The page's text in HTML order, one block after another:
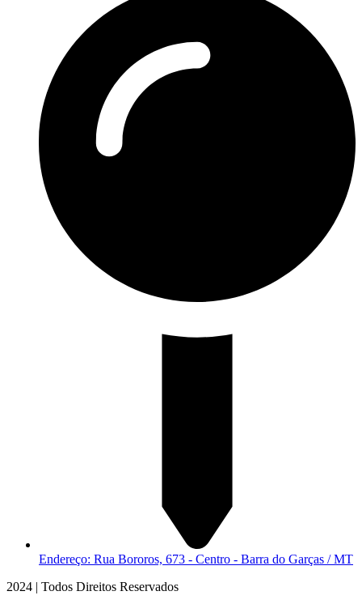
Endereço: Rua Bororos, 673 - Centro - Barra do Garças / MT
2024 | Todos Direitos Reservados